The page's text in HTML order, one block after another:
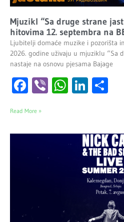
Mjuzikl “Sa druge strane
hitovima 12. septembra na
Ljubitelji domaće muzike i pozorišta
2026. godine uživaju u mjuziklu “Sa
nastaje na osnovu pjesama Bajage
Facebook
Viber
Read More »